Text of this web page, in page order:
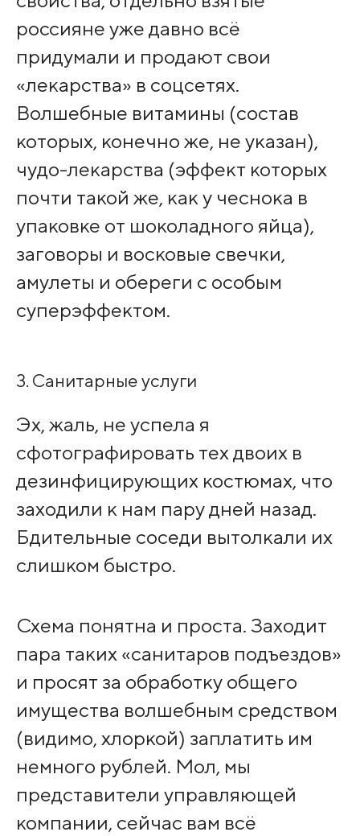
россияне уже давно всё
придумали и продают свои
«лекарства» в соцсетях.
Волшебные витамины (состав
которых, конечно же, не указан),
чудо-лекарства (эффект которых
почти такой же, как у чеснока в
упаковке от шоколадного яйца),
заговоры и восковые свечки,
амулеты и обереги с особым
суперэффектом.
3. Санитарные услуги
Эх, жаль, не успела я
сфотографировать тех двоих в
дезинфицирующих костюмах, что
заходили к нам пару дней назад.
Бдительные соседи вытолкали их
слишком быстро.
Схема понятна и проста. Заходит
пара таких «санитаров подъездов»
и просят за обработку общего
имущества волшебным средством
(видимо, хлоркой) заплатить им
немного рублей. Мол, мы
представители управляющей
компании, сейчас вам всё